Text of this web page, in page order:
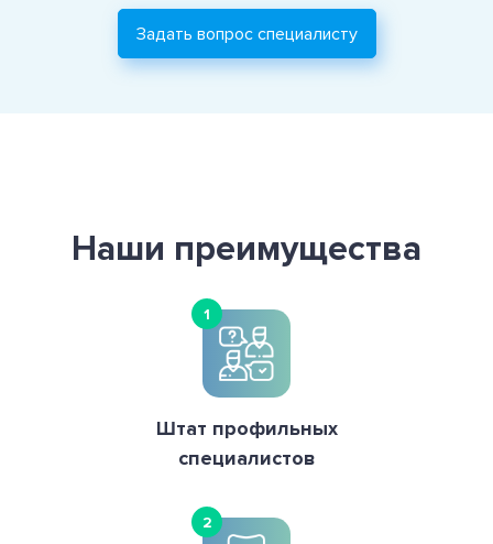
Задать вопрос специалисту
Наши преимущества
1
Штат профильных
специалистов
2